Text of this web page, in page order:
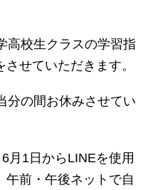
高校生クラスの学習指
せていただきます。
分の間お休みさせてい
月1日からLINEを使用
午前・午後ネットで自